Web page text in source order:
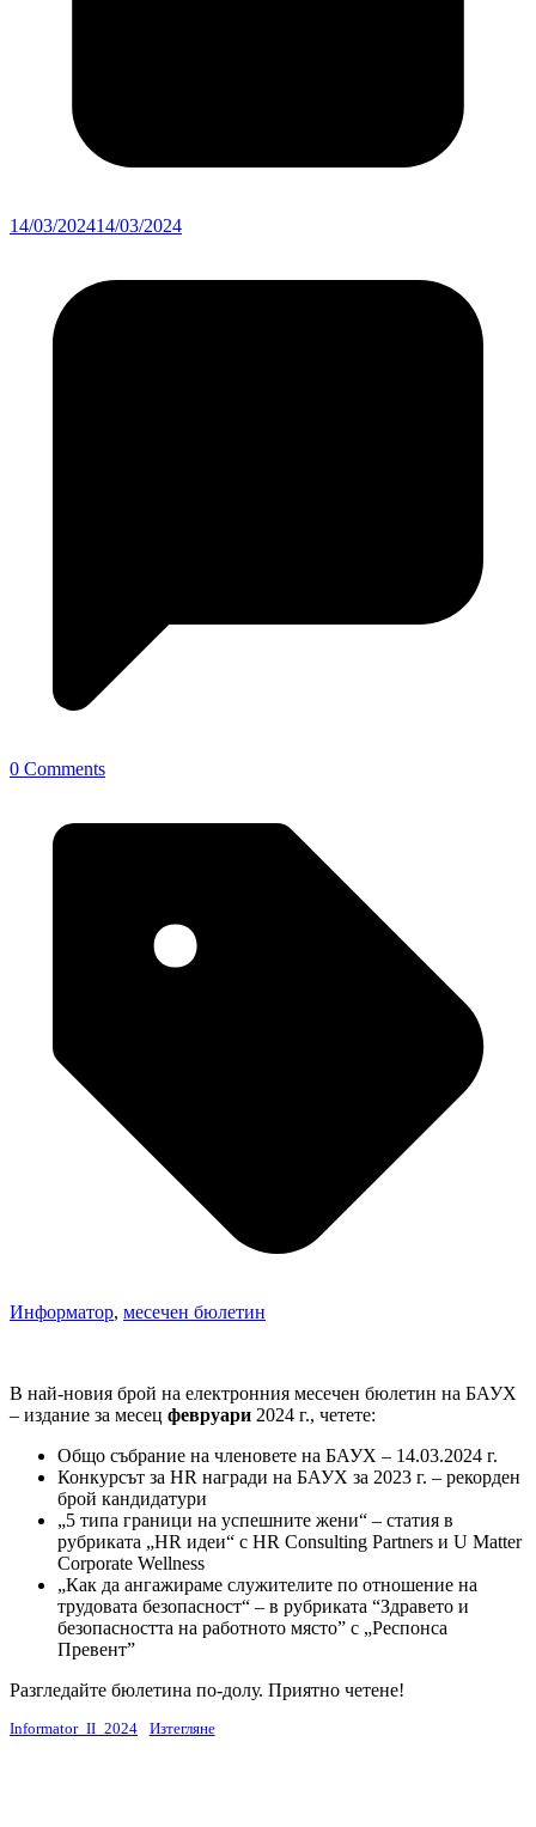
14/03/202414/03/2024
0 Comments
Информатор, месечен бюлетин
В най-новия брой на електронния месечен бюлетин на БАУХ
– издание за месец февруари 2024 г., четете:
Общо събрание на членовете на БАУХ – 14.03.2024 г.
Конкурсът за HR награди на БАУХ за 2023 г. – рекорден
брой кандидатури
„5 типа граници на успешните жени“ – статия в
рубриката „HR идеи“ с HR Consulting Partners и U Matter
Corporate Wellness
„Как да ангажираме служителите по отношение на
трудовата безопасност“ – в рубриката “Здравето и
безопасността на работното място” с „Респонса
Превент”
Разгледайте бюлетина по-долу. Приятно четене!
Informator_II_2024 Изтегляне